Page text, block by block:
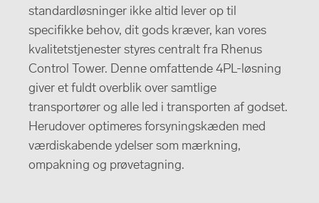
standardløsninger ikke altid lever op til
specifikke behov, dit gods kræver, kan vores
kvalitetstjenester styres centralt fra Rhenus
Control Tower. Denne omfattende 4PL-løsning
giver et fuldt overblik over samtlige
transportører og alle led i transporten af godset.
Herudover optimeres forsyningskæden med
værdiskabende ydelser som mærkning,
ompakning og prøvetagning.